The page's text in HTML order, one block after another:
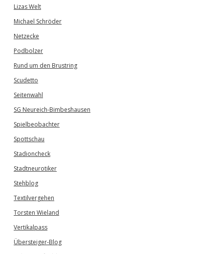
Lizas Welt
Michael Schröder
Netzecke
Podbolzer
Rund um den Brustring
Scudetto
Seitenwahl
SG Neureich-Bimbeshausen
Spielbeobachter
Spottschau
Stadioncheck
Stadtneurotiker
Stehblog
Textilvergehen
Torsten Wieland
Vertikalpass
Übersteiger-Blog